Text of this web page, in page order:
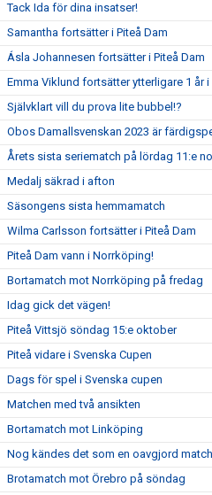
Tack Ida för dina insatser!
Samantha fortsätter i Piteå Dam
Ásla Johannesen fortsätter i Piteå Dam
Emma Viklund fortsätter ytterligare 1 år i
Självklart vill du prova lite bubbel!?
Obos Damallsvenskan 2023 är
Årets sista seriematch på lördag 11:e
Medalj säkrad i afton
Säsongens sista hemmamatch
Wilma Carlsson fortsätter i Piteå Dam
Piteå Dam vann i Norrköping!
Bortamatch mot Norrköping på fredag
Idag gick det vägen!
Piteå Vittsjö söndag 15:e oktober
Piteå vidare i Svenska Cupen
Dags för spel i Svenska cupen
Matchen med två ansikten
Bortamatch mot Linköping
Nog kändes det som en oavgjord match
Brotamatch mot Örebro på söndag